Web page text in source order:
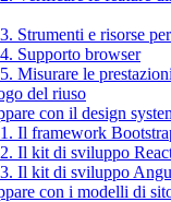
Strumenti e risorse
Supporto browser
Misurare le prestazioni
del riuso
con il design
Il framework
Il kit di sviluppo
Il kit di sviluppo
con i modelli di